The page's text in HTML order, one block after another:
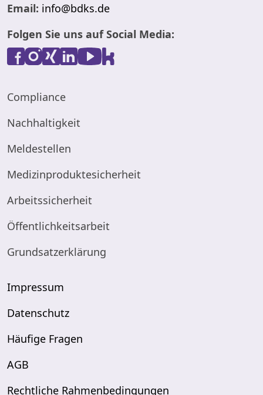
Email: info@bdks.de
Folgen Sie uns auf Social Media:
Compliance
Nachhaltigkeit
Meldestellen
Medizinproduktesicherheit
Arbeitssicherheit
Öffentlichkeitsarbeit
Grundsatzerklärung
Impressum
Datenschutz
Häufige Fragen
AGB
Rechtliche Rahmenbedingungen